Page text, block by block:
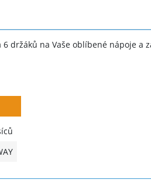
držáků na Vaše oblíbené nápoje a